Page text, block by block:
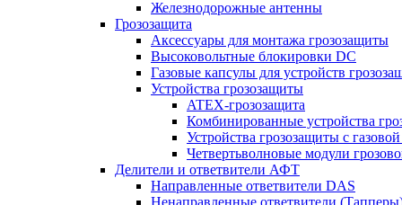
Железнодорожные антенны
Грозозащита
Аксессуары для монтажа грозозащиты
Высоковольтные блокировки DC
Газовые капсулы для устройств
Устройства грозозащиты
ATEX-грозозащита
Комбинированные устройства
Устройства грозозащиты с
Четвертьволновые модули
Делители и ответвители АФТ
Направленные ответвители DAS
Ненаправленные ответвители